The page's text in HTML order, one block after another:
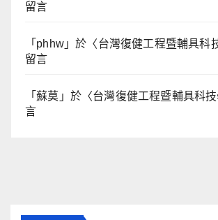
留言
「 phhw 」於〈台灣復健工程暨輔具科
留言
「蘇莫 」於〈台灣復健工程暨輔具科
言